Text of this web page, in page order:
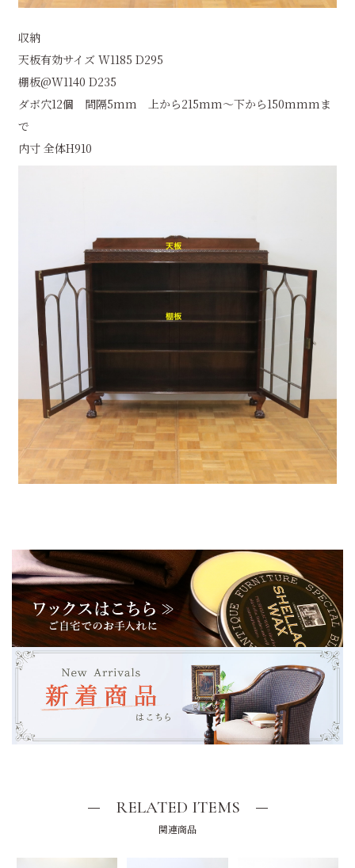
収納
天板有効サイズ W1185 D295
棚板@W1140 D235
ダボ穴12個 間隔5mm 上から215mm～下から150mmmま
で
内寸 全体H910
RELATED ITEMS
関連商品